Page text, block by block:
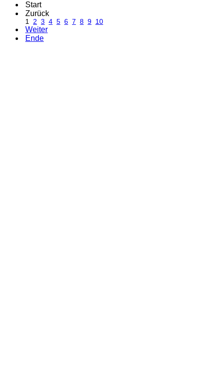
Start
Zurück
1 2 3 4 5 6 7 8 9 10
Weiter
Ende